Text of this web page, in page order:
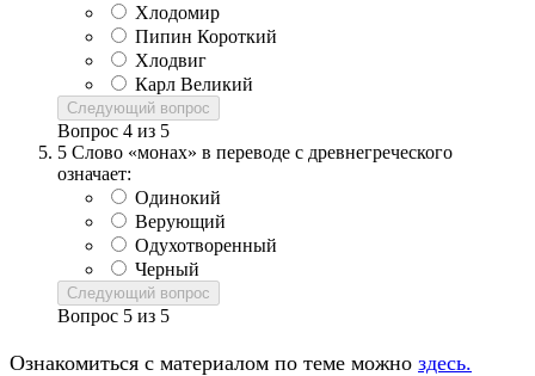
Хлодомир
Пипин Короткий
Хлодвиг
Карл Великий
Следующий вопрос
Вопрос 4 из 5
5 Слово «монах» в переводе с древнегреческого
означает:
Одинокий
Верующий
Одухотворенный
Черный
Следующий вопрос
Вопрос 5 из 5
Ознакомиться с материалом по теме можно здесь.